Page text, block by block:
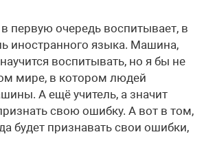
первую очередь воспитывает, в
иностранного языка. Машина,
воспитывать, но я бы не
мире, в котором людей
А ещё учитель, а значит
свою ошибку. А вот в том,
будет признавать свои ошибки,